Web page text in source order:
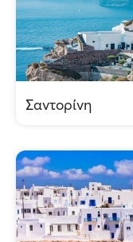
Σαντορίνη